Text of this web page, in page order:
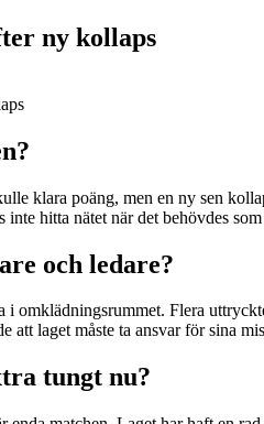
ny kollaps
klara poäng, men en ny sen
hitta nätet när det behövdes
och ledare?
i omklädningsrummet. Flera
att laget måste ta ansvar för sina
tungt nu?